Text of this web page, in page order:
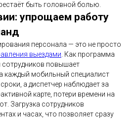
быть головной болью.
упрощаем работу
персонала — это не просто
выездами . Как программа
повышает
каждый мобильный специалист
а диспетчер наблюдает за
карте, потери времени на
Загрузка сотрудников
и часах, что позволяет сразу